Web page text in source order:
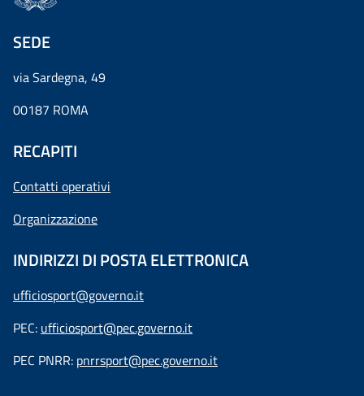
SEDE
via Sardegna, 49
00187 ROMA
RECAPITI
Contatti operativi
Organizzazione
INDIRIZZI DI POSTA ELETTRONICA
ufficiosport@governo.it
PEC: ufficiosport@pec.governo.it
PEC PNRR: pnrrsport@pec.governo.it